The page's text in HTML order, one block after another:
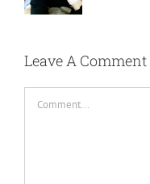
Leave A Comment